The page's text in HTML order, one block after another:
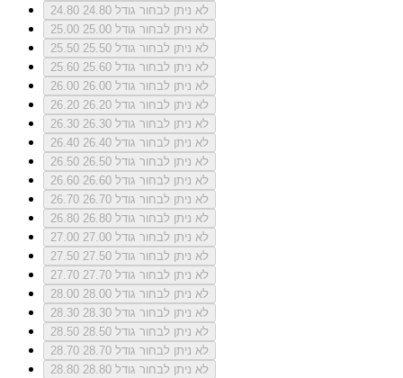
24.80
לא ניתן לבחור גודל 24.80
25.00
לא ניתן לבחור גודל 25.00
25.50
לא ניתן לבחור גודל 25.50
25.60
לא ניתן לבחור גודל 25.60
26.00
לא ניתן לבחור גודל 26.00
26.20
לא ניתן לבחור גודל 26.20
26.30
לא ניתן לבחור גודל 26.30
26.40
לא ניתן לבחור גודל 26.40
26.50
לא ניתן לבחור גודל 26.50
26.60
לא ניתן לבחור גודל 26.60
26.70
לא ניתן לבחור גודל 26.70
26.80
לא ניתן לבחור גודל 26.80
27.00
לא ניתן לבחור גודל 27.00
27.50
לא ניתן לבחור גודל 27.50
27.70
לא ניתן לבחור גודל 27.70
28.00
לא ניתן לבחור גודל 28.00
28.30
לא ניתן לבחור גודל 28.30
28.50
לא ניתן לבחור גודל 28.50
28.70
לא ניתן לבחור גודל 28.70
28.80
לא ניתן לבחור גודל 28.80